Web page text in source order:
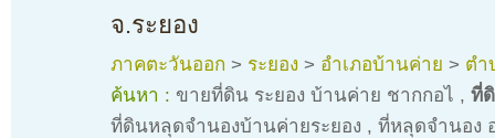
จ.ระยอง
ภาคตะวันออก > ระยอง > อำเภอบ้านค่าย > ตำ
ค้นหา : ขายที่ดิน ระยอง บ้านค่าย ชากกอไ , ที่
ที่ดินหลุุดจำนองบ้านค่ายระยอง , ที่หลุดจำนอง